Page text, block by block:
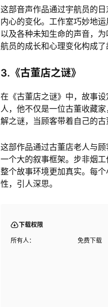
这部音声作品通过宇航员的
内心的变化。工作室巧妙地
以及各种未知生命的声音，
航员的成长和心理变化构成
3.《古董店之谜》
在《古董店之谜》中，故事
人，他不仅是一位古董收藏
解之谜，当顾客带着自己的
这部作品通过古董店老人与
一个大的叙事框架。步非烟
整个故事环境更加真实。每
性，引人深思。
下载权限
所有人： 免费下载